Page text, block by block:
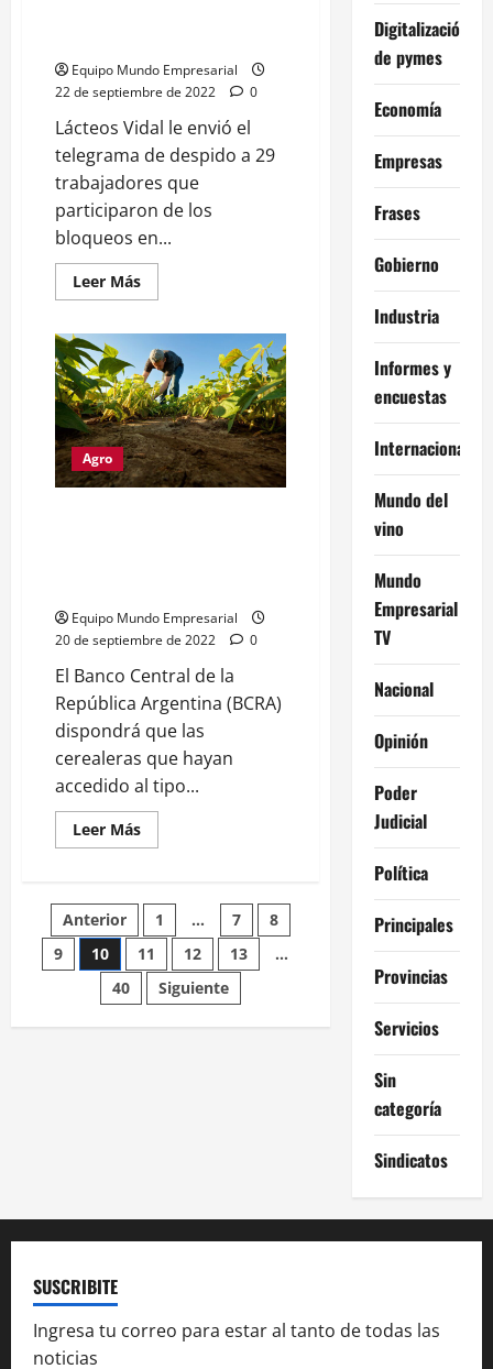
Equipo Mundo Empresarial
22 de septiembre de 2022
0
Lácteos Vidal le envió el
telegrama de despido a 29
trabajadores que
participaron de los
bloqueos en...
Leer MásLeer
más
Lácteos
Vidal
despidió
a
todos
los
trabajadores
que
se
Agro
Equipo Mundo Empresarial
20 de septiembre de 2022
0
El Banco Central de la
República Argentina (BCRA)
dispondrá que las
cerealeras que hayan
accedido al tipo...
Leer MásLeer
más
BCRA
revirtió
la
decisión
y
los
productores
accedieron
Paginación
de
entradas
Anterior 1 … 7
8
9
10 11 12 13
…
40
Siguiente
Digitalización
de pymes
Economía
Empresas
Frases
Gobierno
Industria
Informes y
encuestas
Internacional
Mundo del
vino
Mundo
Empresarial
TV
Nacional
Opinión
Poder
Judicial
Política
Principales
Provincias
Servicios
Sin
categoría
Sindicatos
SUSCRIBITE
Ingresa tu correo para estar al tanto de todas las
noticias